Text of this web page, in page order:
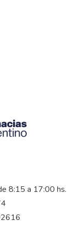
8:15 a 17:00 hs.